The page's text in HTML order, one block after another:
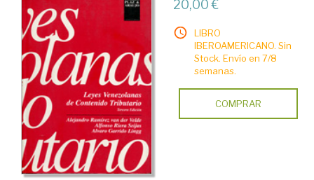
20,00 €
LIBRO
IBEROAMERICANO. Sin
Stock. Envío en 7/8
semanas.
COMPRAR